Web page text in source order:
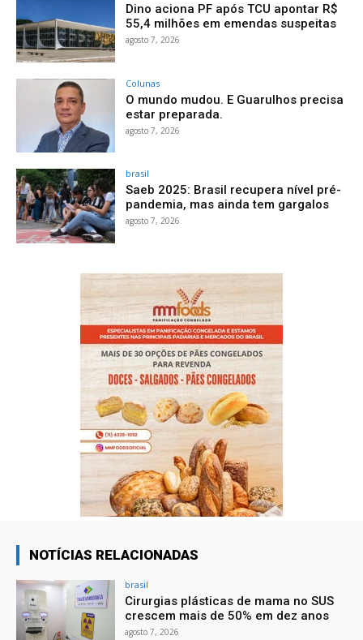
Dino aciona PF após TCU apontar R$
55,4 milhões em emendas suspeitas
agosto 7, 2026
Colunas
O mundo mudou. E Guarulhos precisa
estar preparada.
agosto 7, 2026
brasil
Saeb 2025: Brasil recupera nível pré-
pandemia, mas ainda tem gargalos
agosto 7, 2026
NOTÍCIAS RELACIONADAS
brasil
Cirurgias plásticas de mama no SUS
crescem mais de 50% em dez anos
agosto 7, 2026